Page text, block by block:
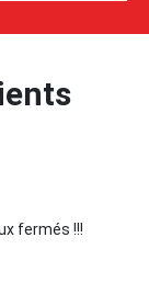
fermés !!!